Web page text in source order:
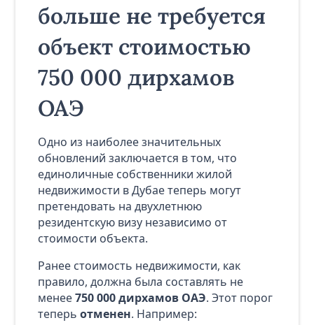
больше не требуется
объект стоимостью
750 000 дирхамов
ОАЭ
Одно из наиболее значительных
обновлений заключается в том, что
единоличные собственники жилой
недвижимости в Дубае теперь могут
претендовать на двухлетнюю
резидентскую визу независимо от
стоимости объекта.
Ранее стоимость недвижимости, как
правило, должна была составлять не
менее750 000 дирхамов ОАЭ. Этот порог
теперь отменен. Например: